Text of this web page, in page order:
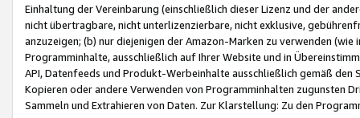
Einhaltung der Vereinbarung (einschließlich dieser Lizenz und der
nicht übertragbare, nicht unterlizenzierbare, nicht exklusive,
anzuzeigen; (b) nur diejenigen der Amazon-Marken zu verwenden
Programminhalte, ausschließlich auf Ihrer Website und in
API, Datenfeeds und Produkt-Werbeinhalte ausschließlich gemäß
Kopieren oder andere Verwenden von Programminhalten zugunsten
Sammeln und Extrahieren von Daten. Zur Klarstellung: Zu den